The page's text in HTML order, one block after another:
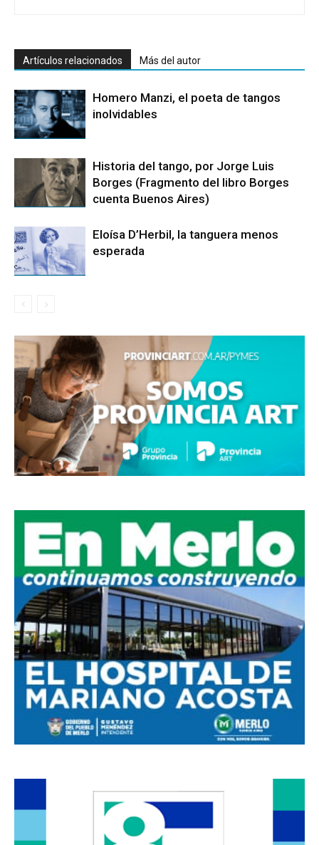
Artículos relacionados Más del autor
Homero Manzi, el poeta de tangos
inolvidables
Historia del tango, por Jorge Luis
Borges (Fragmento del libro Borges
cuenta Buenos Aires)
Eloísa D’Herbil, la tanguera menos
esperada